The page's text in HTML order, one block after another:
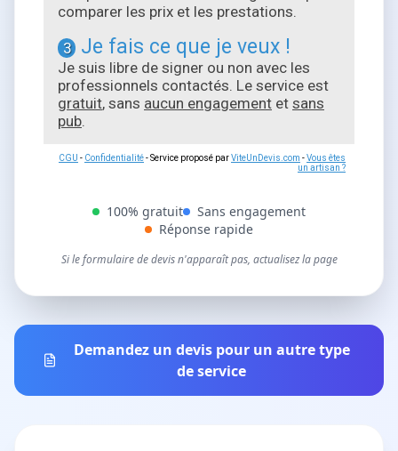
comparer les prix et les prestations.
3 Je fais ce que je veux !
Je suis libre de signer ou non avec les
professionnels contactés. Le service est
gratuit, sans aucun engagement et sans
pub.
CGU - Confidentialité- Service proposé parViteUnDevis.com -Vous êtes
un artisan ?
100% gratuit
Sans engagement
Réponse rapide
Si le formulaire de devis n'apparaît pas, actualisez la page
Demandez un devis pour un autre type
de service